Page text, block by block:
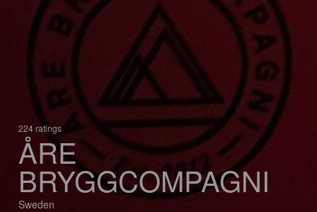
224 ratings
ÅRE
BRYGGCOMPAGNI
Sweden